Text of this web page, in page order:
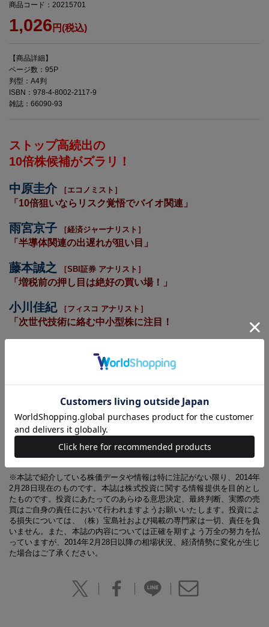
商品コード：20215701
1,026 円(税込)
【商品詳細】
ページ数：95P
判型：A4判
ISBN：978-4-8002-2117-9
雑誌：66090-93
ストップ高続出の
10倍株候補がズラリ！
中原圭介 ［エコノミスト］
「10倍狙いならリスク覚悟でバイオ関連」
雨宮京子 ［経済ジャーナリスト］
「半導体関連の出遅れが狙い目」
藤本誠之 ［SBI証券 アナリスト］
「増税前の押し目は絶好の買い場！」
小川佳紀［フィスコ アナリスト］
「次世代技術に絡む中小型株に注目！
ーションを読んでお金を増やそう』の著者、岡崎良介氏や松井証券の人
気アナリストの窪田朋一郎氏による今後の相場展望をはじめ、流行しつ
つあるテーマで10倍になりそうな株を、中原圭介、雨宮京子、小川佳紀
（フィスコ）、藤本誠之（SBI証券）など有名株式評論家10人にテーマ
を掲げて推奨してもらいます。10倍株発掘のカリスマ朝香友博氏の「過
去の10倍株にみる傾向と対策」も大公開！
※本誌で紹介している株価データや情報は特に注記がない限り、2014年
2月28日現在のものです。本誌は株式投資に関する情報提供を目的とし
たものです。投資にあたってのあらゆる意思決定、最終判断、実際の売
買はご自身の責任において行われますようお願いいたします。投資によ
る損失については、（株）宝島社および掲載の専門家は一切、責任を負
いません。また、本誌の内容については正確を期すよう万全の努力を払
っていますが、2014年2月28日以降の相場状況、経済情勢に変化が生じ
た場合はご了承ください。